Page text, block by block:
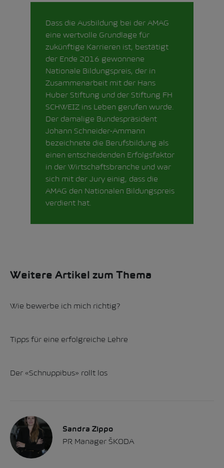
Dass die Ausbildung bei der AMAG
eine wertvolle Grundlage für
zukünftige Karrieren ist, bestätigt
der Ende 2016 gewonnene
Nationale Bildungspreis, der in
Zusammenarbeit mit der Hans
Huber Stiftung und der Stiftung FH
SCHWEIZins Leben gerufen wurde.
Der damalige Bundespräsident
Johann Schneider-Ammann
bezeichnete die Berufsbildung als
einen entscheidenden Erfolgsfaktor
in der Wirtschaftsbranche und war
sich mit der Jury einig, dass die
AMAG den Nationalen Bildungspreis
verdient hat.
Weitere Artikel zum Thema
Wie bewerbe ich mich richtig?
Tipps für eine erfolgreiche Lehre
Der «Schnuppibus» rollt los
Sandra Zippo
PR Manager ŠKODA